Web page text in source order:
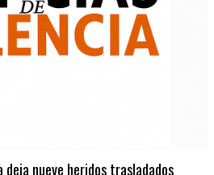
nueve heridos trasladados